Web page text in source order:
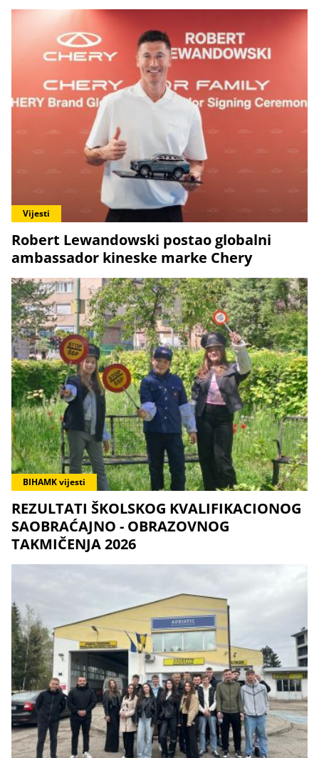
Vijesti
Robert Lewandowski postao globalni
ambassador kineske marke Chery
BIHAMK vijesti
REZULTATI ŠKOLSKOG KVALIFIKACIONOG
SAOBRAĆAJNO - OBRAZOVNOG
TAKMIČENJA 2026